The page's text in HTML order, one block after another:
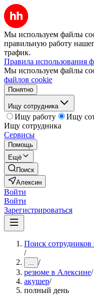
Мы используем файлы
правильную работу
трафик.
Правила использования
Мы используем файлы
файлов cookie
Понятно
Ищу сотрудника
Ищу работу
Ищу
Ищу сотрудника
Сервисы
Помощь
Ещё
Поиск
Алексин
Войти
Войти
Зарегистрироваться
Поиск
/
... /
резюме в Алексине/
акушер/
полный день